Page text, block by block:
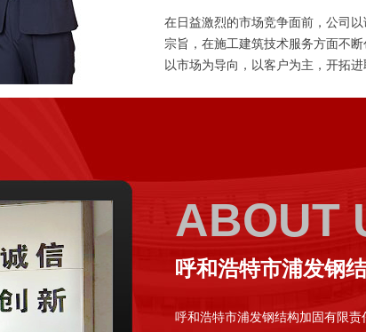
在日益激烈的市场竞争面前，公司
宗旨，在施工建筑技术服务方面不
以市场为导向，以客户为主，开拓
ABOUT
呼和浩特市浦发钢
呼和浩特市浦发钢结构加固有限